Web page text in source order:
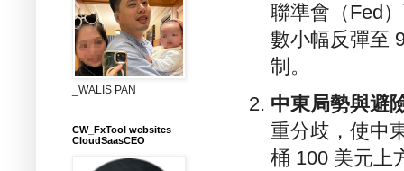
聯準會（Fed
數小幅反彈至
制。
中東局勢與避
重分歧，使中
桶 100 美元上
_WALIS PAN
CW_FxTool websites
CloudSaasCEO